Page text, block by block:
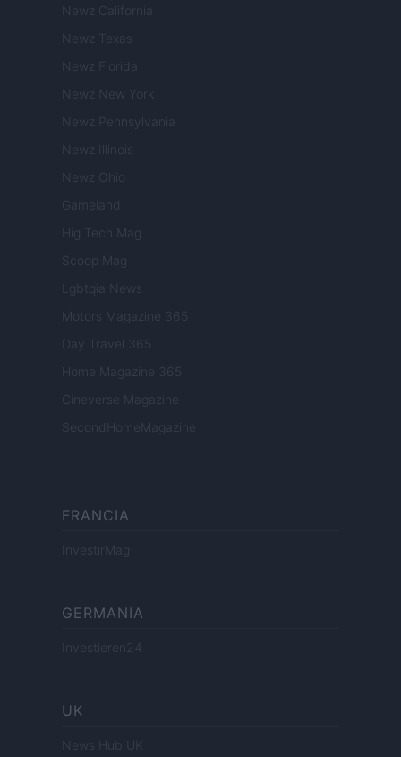
Newz California
Newz Texas
Newz Florida
Newz New York
Newz Pennsylvania
Newz Illinois
Newz Ohio
Gameland
Hig Tech Mag
Scoop Mag
Lgbtqia News
Motors Magazine 365
Day Travel 365
Home Magazine 365
Cineverse Magazine
SecondHomeMagazine
FRANCIA
InvestirMag
GERMANIA
Investieren24
UK
News Hub UK